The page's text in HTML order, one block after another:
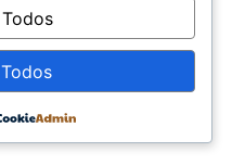
20.679.360/0001-79